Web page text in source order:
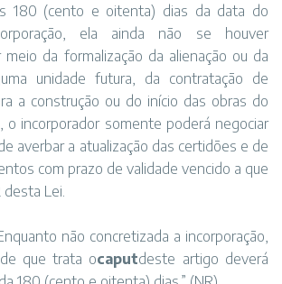
180 (cento e oitenta) dias da data do
ela ainda não se houver
meio da formalização da alienação ou da
unidade futura, da contratação de
a construção ou do início das obras do
o incorporador somente poderá negociar
averbar a atualização das certidões e de
com prazo de validade vencido a que
desta Lei.
não concretizada a incorporação,
que trata ocaputdeste artigo deverá